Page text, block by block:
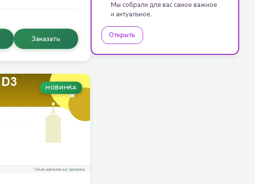
Заказать
НОВИНКА
Мы собрали для вас самое важное
и актуальное.
Открыть